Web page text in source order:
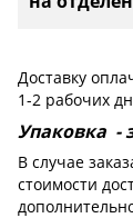
Доставку
1-2 рабочих
Упаковка -
В случае
стоимости